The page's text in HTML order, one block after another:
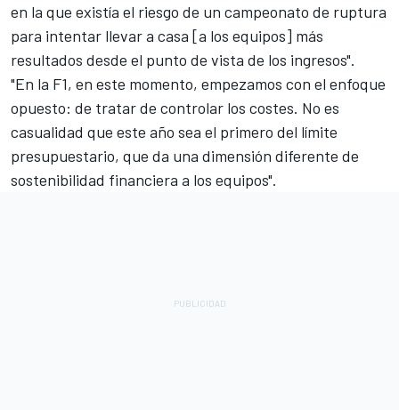
en la que existía el riesgo de un campeonato de ruptura
para intentar llevar a casa [a los equipos] más
resultados desde el punto de vista de los ingresos".
"En la F1, en este momento, empezamos con el enfoque
opuesto: de tratar de controlar los costes. No es
casualidad que este año sea el primero del límite
presupuestario, que da una dimensión diferente de
sostenibilidad financiera a los equipos".